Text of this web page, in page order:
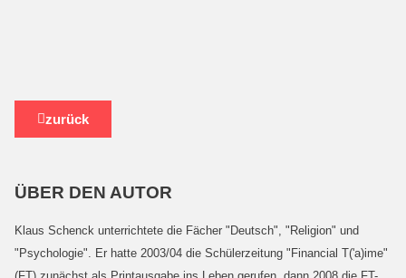
zurück
ÜBER DEN AUTOR
Klaus Schenck unterrichtete die Fächer "Deutsch", "Religion" und
"Psychologie". Er hatte 2003/04 die Schülerzeitung "Financial T('a)ime"